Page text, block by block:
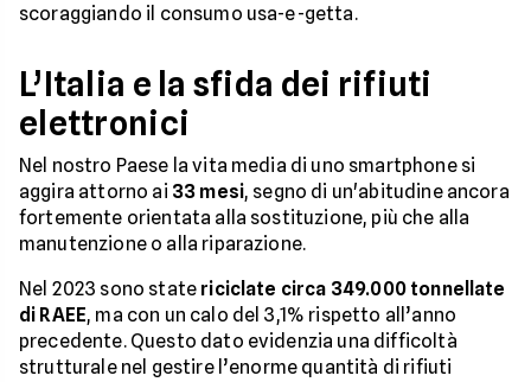
scoraggiando il consumo usa-e-getta.
L’Italia e la sfida dei rifiuti
elettronici
Nel nostro Paese la vita media di uno smartphone si
aggira attorno ai 33 mesi, segno di un'abitudine ancora
fortemente orientata alla sostituzione, più che alla
manutenzione o alla riparazione.
Nel 2023 sono state riciclate circa 349.000 tonnellate
di RAEE, ma con un calo del 3,1% rispetto all’anno
precedente. Questo dato evidenzia una difficoltà
strutturale nel gestire l’enorme quantità di rifiuti